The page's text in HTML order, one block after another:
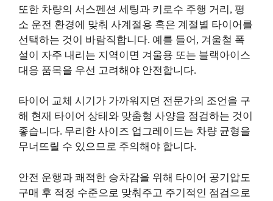
또한 차량의 서스펜션 세팅과 키로수 주행 거리, 평
소 운전 환경에 맞춰 사계절용 혹은 계절별 타이어를
선택하는 것이 바람직합니다. 예를 들어, 겨울철 폭
설이 자주 내리는 지역이면 겨울용 또는 블랙아이스
대응 품목을 우선 고려해야 안전합니다.
타이어 교체 시기가 가까워지면 전문가의 조언을 구
해 현재 타이어 상태와 맞춤형 사양을 점검하는 것이
좋습니다. 무리한 사이즈 업그레이드는 차량 균형을
무너뜨릴 수 있으므로 주의해야 합니다.
안전 운행과 쾌적한 승차감을 위해 타이어 공기압도
구매 후 적정 수준으로 맞춰주고 주기적인 점검으로